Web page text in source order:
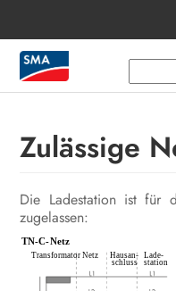
Zulässige
Die Ladestation ist für
zugelassen:
Hinweise zu
Lieferumfang
Montage